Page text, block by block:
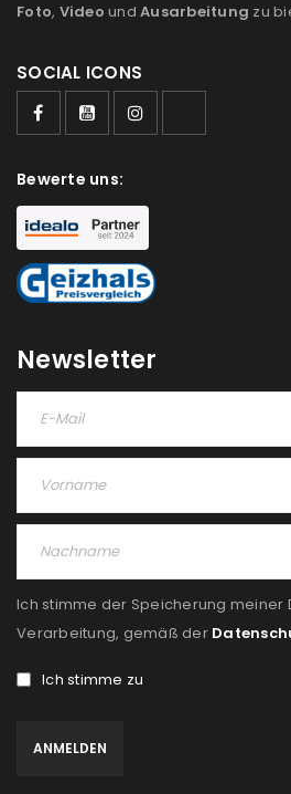
ANMELDEN
Benutzername oder E-Mail-
ANMELDEN
PASSWORT VERGESSEN?
REGISTRIEREN
E-Mail-Adresse
Foto, Video und Ausarbeitung zu
SOCIAL ICONS
Bewerte uns:
Newsletter
Ich stimme der Speicherung meiner
Verarbeitung, gemäß der
Ich stimme zu